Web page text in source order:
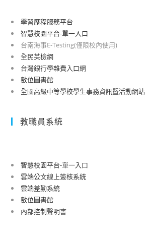
學習歷程服務平台
智慧校園平台-單一入口
台南海事E-Testing(僅限校內使用)
全民英檢網
台灣銀行學雜費入口網
數位圖書館
全國高級中等學校學生事務資訊暨活動網站
教職員系統
智慧校園平台-單一入口
雲端公文線上簽核系統
雲端差勤系統
數位圖書館
內部控制聲明書